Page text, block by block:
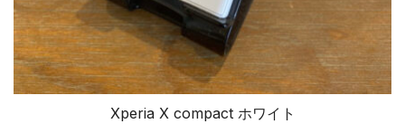
Xperia X compact ホワイト